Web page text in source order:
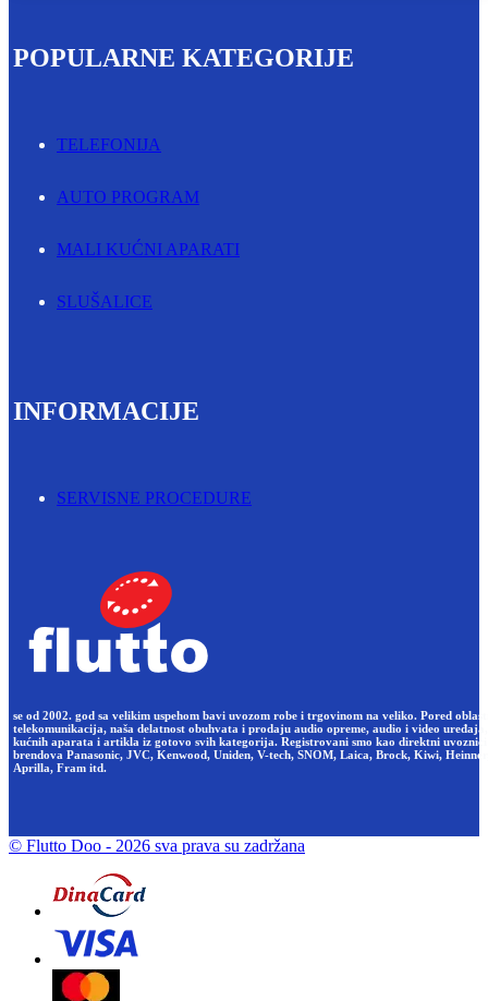
POPULARNE KATEGORIJE
TELEFONIJA
AUTO PROGRAM
MALI KUĆNI APARATI
SLUŠALICE
INFORMACIJE
SERVISNE PROCEDURE
se od 2002. god sa velikim uspehom bavi uvozom robe i trgovinom na veliko. Pored
telekomunikacija, naša delatnost obuhvata i prodaju audio opreme, audio i video uređaja,
kućnih aparata i artikla iz gotovo svih kategorija. Registrovani smo kao direktni uvoznici
brendova Panasonic, JVC, Kenwood, Uniden, V-tech, SNOM, Laica, Brock, Kiwi,
Aprilla, Fram itd.
© Flutto Doo - 2026 sva prava su zadržana